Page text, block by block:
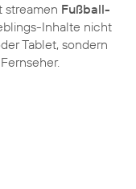
streamen Fußball-
Inhalte nicht
Tablet, sondern